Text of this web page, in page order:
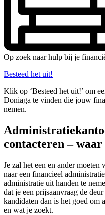
Op zoek naar hulp bij je
Besteed het uit!
Klik op ‘Besteed het uit!’ om
Doniaga te vinden die jouw
nemen.
contacteren – waar
Je zal het een en ander moeten
naar een financieel
administratie uit handen te
dat je een prijsaanvraag de
kandidaten dan is het goed om
en wat je zoekt.